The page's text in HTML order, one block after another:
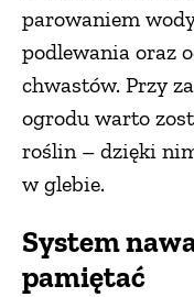
parowaniem
podlewania oraz
chwastów. Przy
ogrodu warto
roślin – dzięki
w glebie.
System
pamiętać